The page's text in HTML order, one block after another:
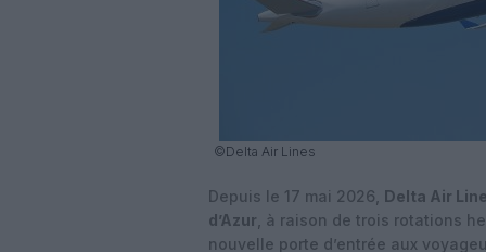
©Delta Air Lines
Depuis le 17 mai 2026, Delta Air
d’Azur , à raison de trois rotations
nouvelle porte d’entrée aux